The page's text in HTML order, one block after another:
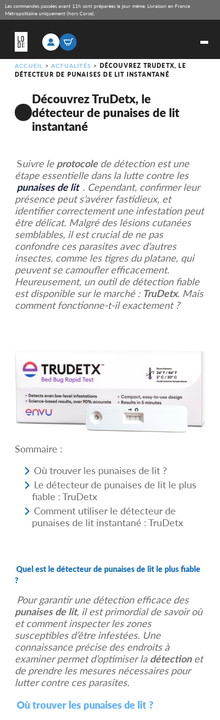
Les commandes passées avant 11h sont préparées le jour même. Livraison en France
Métropolitaine uniquement (hors Corse).
ACCUEIL >ACTUALITÉS > DÉCOUVREZ TRUDETX, LE
DÉTECTEUR DE PUNAISES DE LIT INSTANTANÉ
Découvrez TruDetx, le
détecteur de punaises de lit
instantané
Suivre leprotocole de détection est une
étape essentielle dans la lutte contre les
punaises de lit . Cependant, confirmer leur
présence peut s’avérer fastidieux, et
identifier correctement une infestation peut
être délicat. Malgré des lésions cutanées
semblables, il est crucial de ne pas
confondre ces parasites avec d’autres
insectes, comme les tigres du platane, qui
peuvent se camoufler efficacement.
Heureusement, un outil de détection fiable
est disponible sur le marché : TruDetx. Mais
comment fonctionne-t-il exactement ?
Sommaire :
Où trouver les punaises de lit ?
Le détecteur de punaises de lit le plus
fiable : TruDetx
Comment utiliser le détecteur de
punaises de lit instantané : TruDetx
Quel est le détecteur de punaises de lit le plus fiable
?
Pour garantir une détection efficace des
punaises de lit, il est primordial de savoir où
et comment inspecter les zones
susceptibles d’être infestées. Une
connaissance précise des endroits à
examiner permet d’optimiser ladétectionet
de prendre les mesures nécessaires pour
lutter contre ces parasites.
Où trouver les punaises de lit ?